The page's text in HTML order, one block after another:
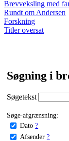
Brevveksling med
Rundt om Andersen
Forskning
Titler oversat
Søgning i
Søgetekst
Søge-afgrænsning:
Dato ?
Afsender ?